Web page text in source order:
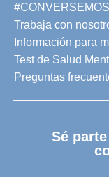
Trabaja con
Información para
Test de Salud
Preguntas
Sé